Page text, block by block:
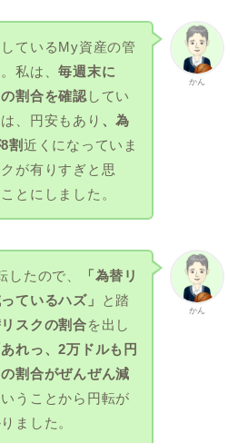
かん
ているMy資産の管
私は、毎週末に
割合を確認 してい
、円安もあり 、為
割近くになっていま
が有りすぎと思
とにしました。
かん
たので、
「為替リ
ているハズ」
と踏
スクの割合を出し
あれっ、2万ドルも円
割合がぜんぜん減
いうことから円転が
ました。